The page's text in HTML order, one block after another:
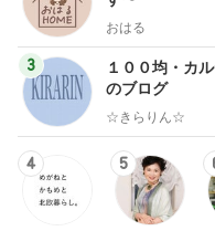
おはる
3
１００均・カ
のブログ
☆きらりん☆
4 5